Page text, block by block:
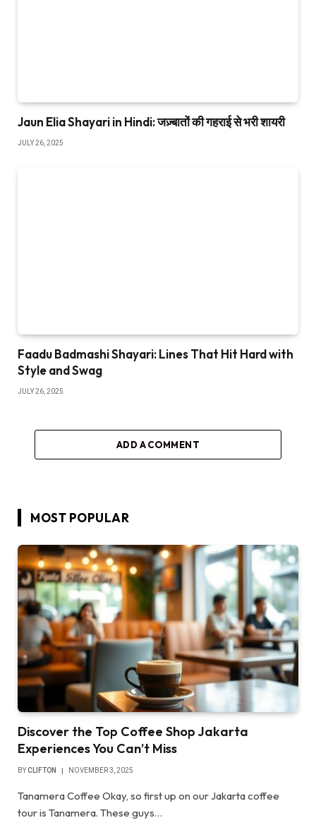
Jaun Elia Shayari in Hindi: जज़्बातों की गहराई से भरी शायरी
JULY 26, 2025
Faadu Badmashi Shayari: Lines That Hit Hard with
Style and Swag
JULY 26, 2025
ADD A COMMENT
MOST POPULAR
Discover the Top Coffee Shop Jakarta
Experiences You Can’t Miss
BYCLIFTON NOVEMBER 3, 2025
Tanamera Coffee Okay, so first up on our Jakarta coffee
tour is Tanamera. These guys…